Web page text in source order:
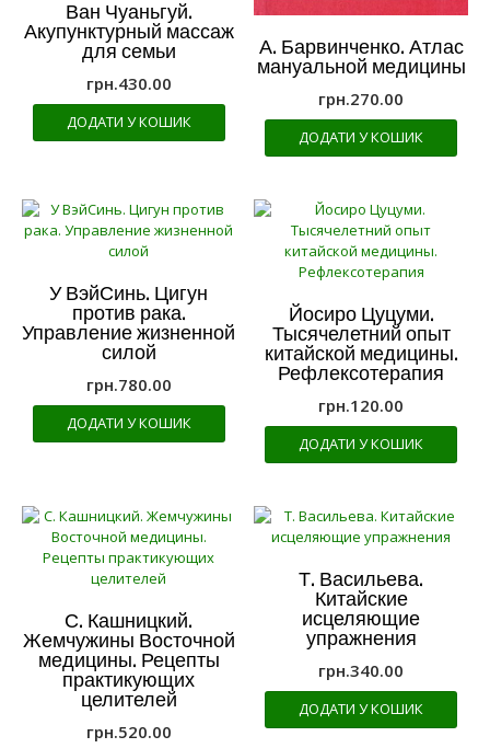
Ван Чуаньгуй.
Акупунктурный массаж
для семьи
грн.430.00
ДОДАТИ У КОШИК
А. Барвинченко. Атлас
мануальной медицины
грн.270.00
ДОДАТИ У КОШИК
У ВэйСинь. Цигун
против рака.
Управление жизненной
силой
грн.780.00
ДОДАТИ У КОШИК
Йосиро Цуцуми.
Тысячелетний опыт
китайской медицины.
Рефлексотерапия
грн.120.00
ДОДАТИ У КОШИК
С. Кашницкий.
Жемчужины Восточной
медицины. Рецепты
практикующих
целителей
грн.520.00
Т. Васильева.
Китайские
исцеляющие
упражнения
грн.340.00
ДОДАТИ У КОШИК